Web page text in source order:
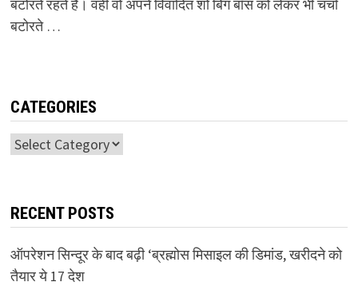
बटोरते रहते है। वही वो अपने विवादित शो बिग बॉस को लेकर भी चर्चा
बटोरते …
CATEGORIES
Categories
RECENT POSTS
ऑपरेशन सिन्दूर के बाद बढ़ी ‘ब्रह्मोस मिसाइल की डिमांड, खरीदने को
तैयार ये 17 देश